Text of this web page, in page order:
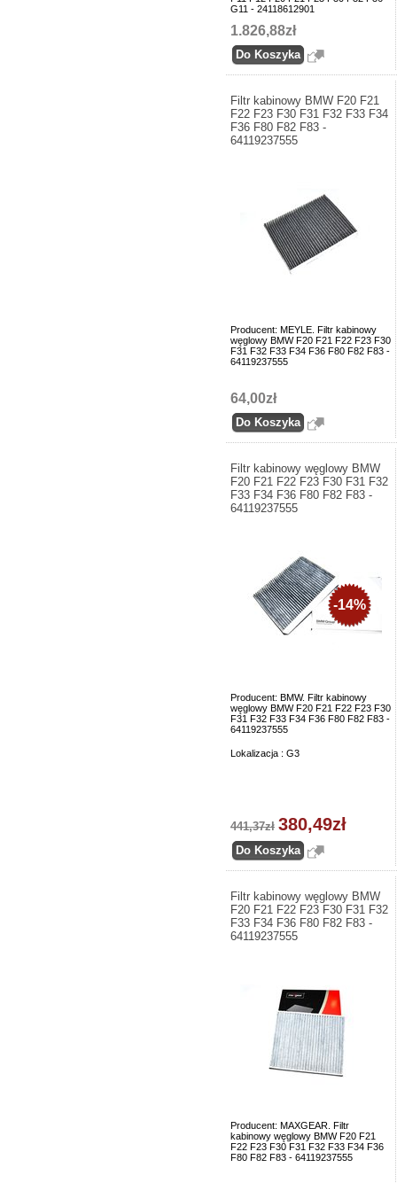
G11 - 24118612901
1.826,88zł
Filtr kabinowy BMW F20 F21
F22 F23 F30 F31 F32 F33 F34
F36 F80 F82 F83 -
64119237555
Producent: MEYLE. Filtr kabinowy
węglowy BMW F20 F21 F22 F23 F30
F31 F32 F33 F34 F36 F80 F82 F83 -
64119237555
64,00zł
Filtr kabinowy węglowy BMW
F20 F21 F22 F23 F30 F31 F32
F33 F34 F36 F80 F82 F83 -
64119237555
Producent: BMW. Filtr kabinowy
węglowy BMW F20 F21 F22 F23 F30
F31 F32 F33 F34 F36 F80 F82 F83 -
64119237555
Lokalizacja : G3
-14%
441,37zł 380,49zł
Filtr kabinowy węglowy BMW
F20 F21 F22 F23 F30 F31 F32
F33 F34 F36 F80 F82 F83 -
64119237555
Producent: MAXGEAR. Filtr
kabinowy węglowy BMW F20 F21
F22 F23 F30 F31 F32 F33 F34 F36
F80 F82 F83 - 64119237555